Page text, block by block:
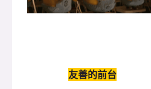
友善的前台